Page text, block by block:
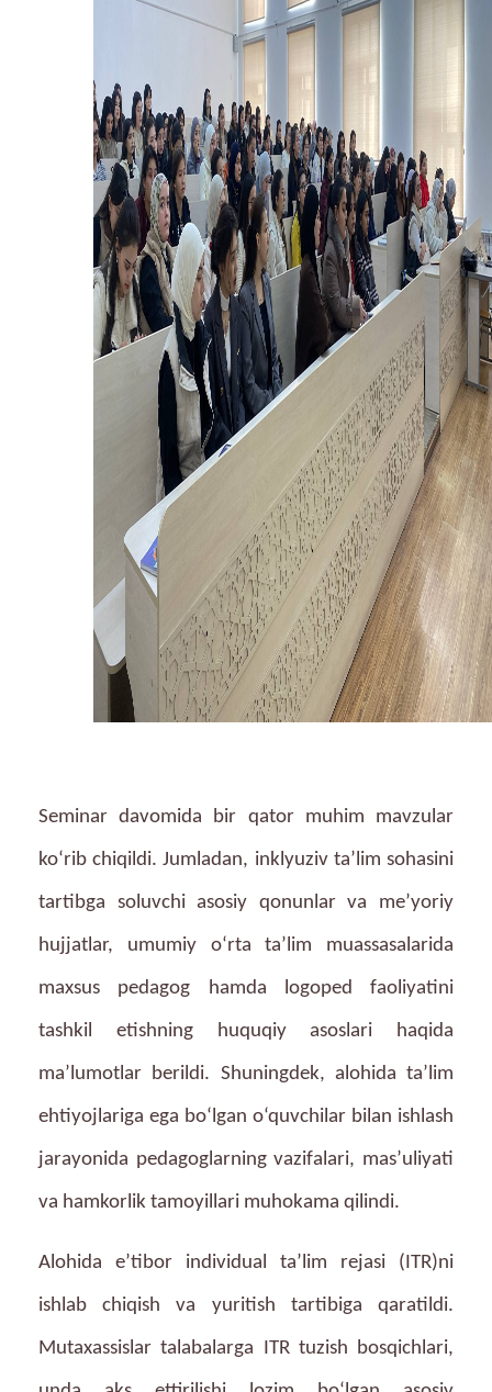
Seminar davomida bir qator muhim mavzular
ko‘rib chiqildi. Jumladan, inklyuziv ta’lim sohasini
tartibga soluvchi asosiy qonunlar va me’yoriy
hujjatlar, umumiy o‘rta ta’lim muassasalarida
maxsus pedagog hamda logoped faoliyatini
tashkil etishning huquqiy asoslari haqida
ma’lumotlar berildi. Shuningdek, alohida ta’lim
ehtiyojlariga ega bo‘lgan o‘quvchilar bilan ishlash
jarayonida pedagoglarning vazifalari, mas’uliyati
va hamkorlik tamoyillari muhokama qilindi.
Alohida e’tibor individual ta’lim rejasi (ITR)ni
ishlab chiqish va yuritish tartibiga qaratildi.
Mutaxassislar talabalarga ITR tuzish bosqichlari,